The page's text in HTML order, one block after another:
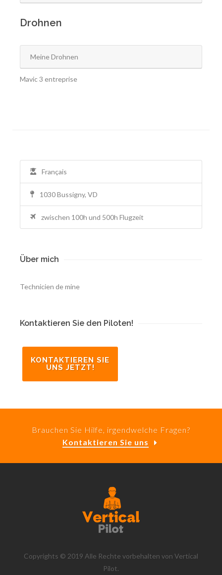
Drohnen
Meine Drohnen
Mavic 3 entreprise
Français
1030 Bussigny, VD
zwischen 100h und 500h Flugzeit
Über mich
Technicien de mine
Kontaktieren Sie den Piloten!
KONTAKTIEREN SIE
UNS JETZT!
Brauchen Sie Hilfe, irgendwelche Fragen?
Kontaktieren Sie uns
Copyrights © 2019 Alle Rechte vorbehalten von Vertical
Pilot.